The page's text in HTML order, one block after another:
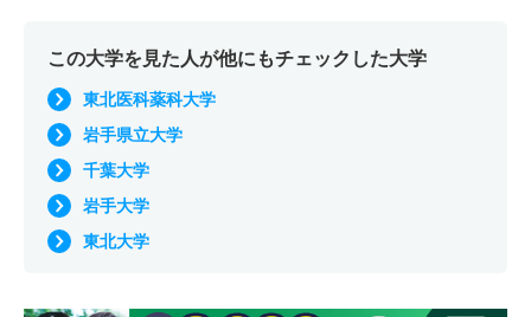
この大学を見た人が他にもチェックした大学
東北医科薬科大学
岩手県立大学
千葉大学
岩手大学
東北大学